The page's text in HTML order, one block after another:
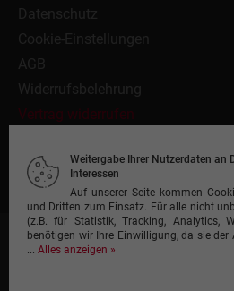
Datenschutz
Cookie-Einstellungen
AGB
Widerrufsbelehrung
Vertrag widerrufen
Kontakt
Gastronomie anmelden
Heimservice A-Z
Weitergabe Ihrer Nutzerdaten an
Interessen
Auf unserer Seite kommen
und Dritten zum Einsatz. Für alle nicht
(z.B. für Statistik, Tracking, Analytics,
benötigen wir Ihre Einwilligung, da sie
... Alles anzeigen »